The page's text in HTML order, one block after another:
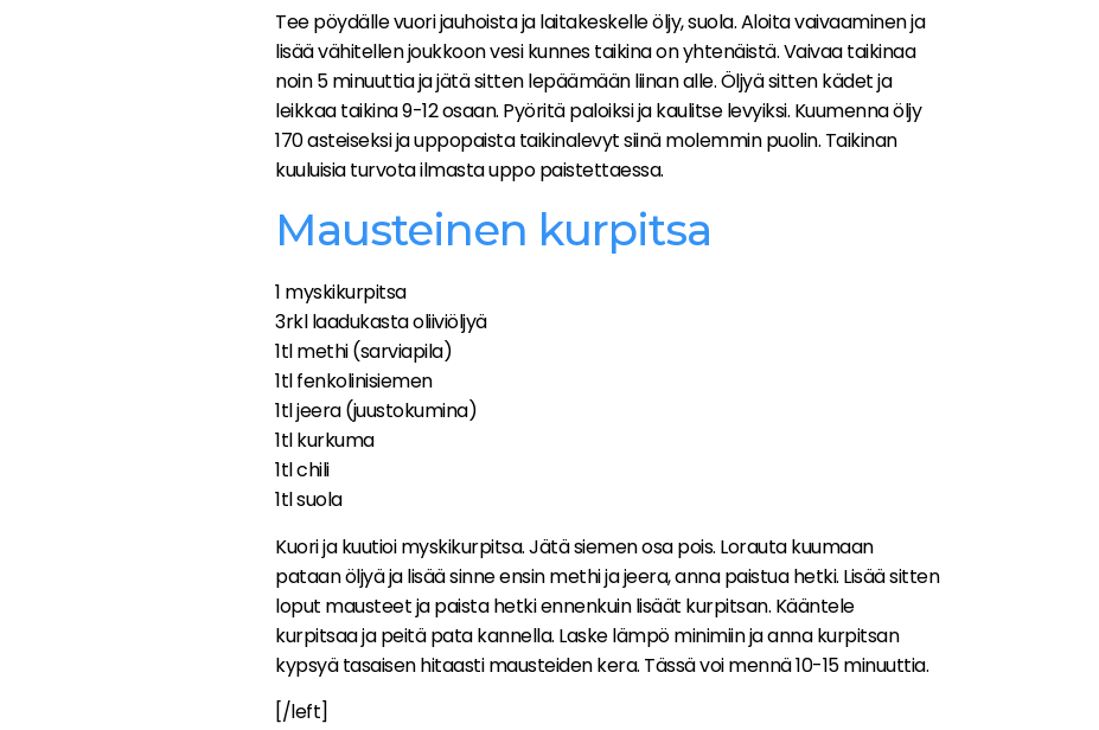
Tee pöydälle vuori jauhoista ja laitakeskelle öljy, suola. Aloita vaivaaminen ja
lisää vähitellen joukkoon vesi kunnes taikina on yhtenäistä. Vaivaa taikinaa
noin 5 minuuttia ja jätä sitten lepäämään liinan alle. Öljyä sitten kädet ja
leikkaa taikina 9-12 osaan. Pyöritä paloiksi ja kaulitse levyiksi. Kuumenna öljy
170 asteiseksi ja uppopaista taikinalevyt siinä molemmin puolin. Taikinan
kuuluisia turvota ilmasta uppo paistettaessa.
Mausteinen kurpitsa
1 myskikurpitsa
3rkl laadukasta oliiviöljyä
1tl methi (sarviapila)
1tl fenkolinisiemen
1tl jeera (juustokumina)
1tl kurkuma
1tl chili
1tl suola
Kuori ja kuutioi myskikurpitsa. Jätä siemen osa pois. Lorauta kuumaan
pataan öljyä ja lisää sinne ensin methi ja jeera, anna paistua hetki. Lisää sitten
loput mausteet ja paista hetki ennenkuin lisäät kurpitsan. Kääntele
kurpitsaa ja peitä pata kannella. Laske lämpö minimiin ja anna kurpitsan
kypsyä tasaisen hitaasti mausteiden kera. Tässä voi mennä 10-15 minuuttia.
[/left]